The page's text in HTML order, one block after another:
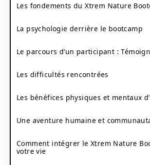
Les fondements du Xtrem Nature
La psychologie derrière le bootcamp
Le parcours d’un participant :
Les difficultés rencontrées
Les bénéfices physiques et mentaux
Une aventure humaine et
Comment intégrer le Xtrem Nature
votre vie